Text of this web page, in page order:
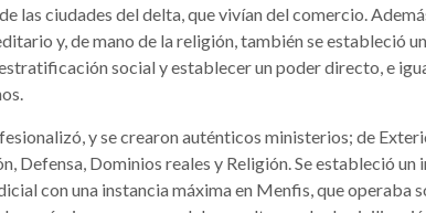
las ciudades del delta, que vivían del comercio.
y, de mano de la religión, también se estableció
social y establecer un poder directo, e
y se crearon auténticos ministerios; de
Defensa, Dominios reales y Religión. Se estableció un
con una instancia máxima en Menfis, que operaba